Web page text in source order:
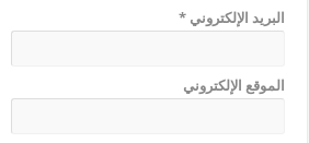
البريد الإلكتروني*
الموقع الإلكتروني